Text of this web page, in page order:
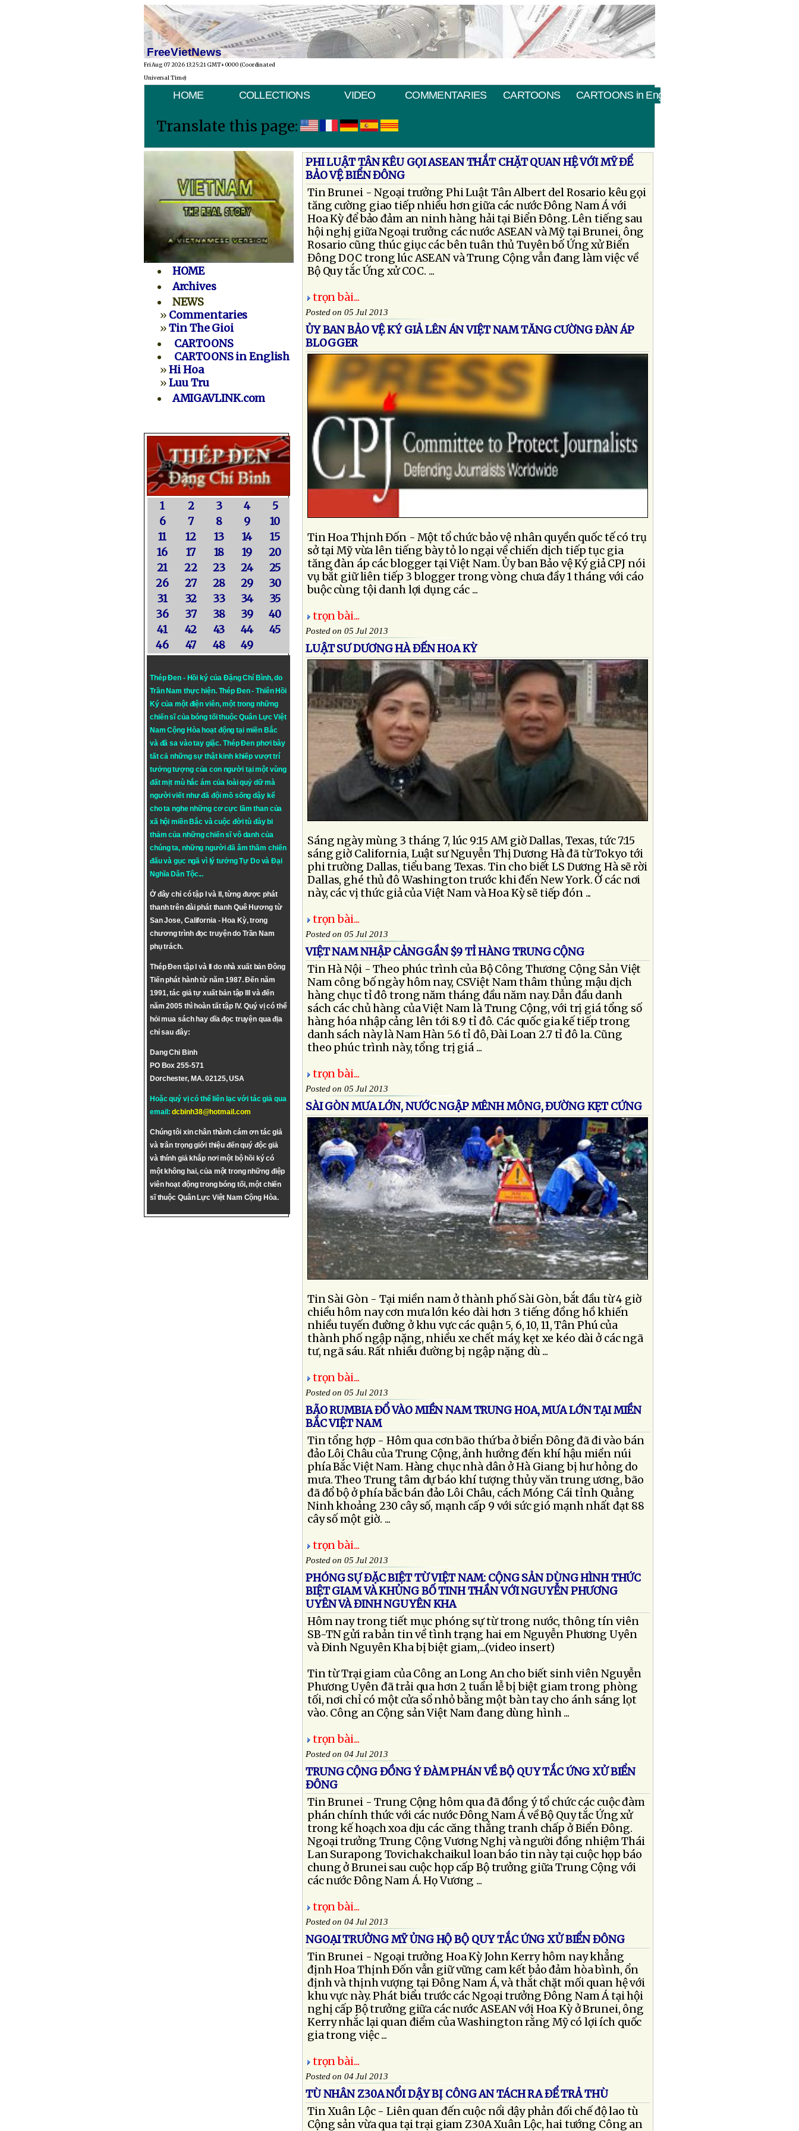
FreeVietNews
Fri Aug 07 2026 13:25:21 GMT+0000 (Coordinated
Universal Time)
HOME COLLECTIONS VIDEO COMMENTARIES CARTOONS CARTOONS in English
Translate this page:
HOME
Archives
NEWS
» Commentaries
»Tin The Gioi
CARTOONS
CARTOONS in English
»Hi Hoa
»Luu Tru
AMIGAVLINK.com
1 2 3 4
5
6
7 8 9
10
11
12 13 14
15
16
17 18 19
20
21
22 23 24
25
26
27 28 29
30
31
32 33 34
35
36
37 38 39
40
41
42 43 44
45
46
47 48 49
Thép Đen - Hồi ký của Đặng Chí Bình, do
Trần Nam thực hiện. Thép Đen- Thiên Hồi
Ký của một điện viên, một trong những
chiến sĩ của bóng tối thuộc Quân Lực Việt
Nam Cộng Hòa hoạt động tại miền Bắc
và đã sa vào tay giặc. Thép Đen phơi bày
tất cả những sự thật kinh khiếp vượt trí
tưởng tượng của con người tại một vùng
đất mịt mù hắc ám của loài quỷ dữ mà
người viết như đã đội mồ sống dậy kể
cho ta nghe những cơ cực lầm than của
xã hội miền Bắc và cuộc đời tù đày bi
thảm của những chiến sĩ vô danh của
chúng ta, những người đã âm thầm chiến
đấu và gục ngã vì lý tưởngTự DovàĐại
Nghĩa Dân Tộc...
Ở đây chỉ có tập I và II, từng được phát
thanh trên đài phát thanh Quê Hương từ
San Jose, California - Hoa Kỳ, trong
chương trình đọc truyện do Trần Nam
phụ trách.
Thép Đen tập I và II do nhà xuất bản Đông
Tiến phát hành từ năm 1987. Đến năm
1991, tác giả tự xuất bản tập III và đến
năm 2005 thì hoàn tất tập IV. Quý vị có thể
hỏi mua sách hay dĩa đọc truyện qua địa
chỉ sau đây:
Dang Chi Binh
PO Box 255-571
Dorchester, MA. 02125, USA
Hoặc quý vị có thể liên lạc với tác giả qua
email:dcbinh38@hotmail.com
Chúng tôi xin chân thành cám ơn tác giả
và trân trọng giới thiệu đến quý độc giả
và thính giả khắp nơi một bộ hồi ký có
một không hai, của một trong những điệp
viên hoạt động trong bóng tối, một chiến
sĩ thuộc Quân Lực Việt Nam Cộng Hòa.
PHI LUẬT TÂN KÊU GỌI ASEAN THẮT CHẶT QUAN HỆ VỚI MỸ ĐỂ
BẢO VỆ BIỂN ĐÔNG
Tin Brunei - Ngoại trưởng Phi Luật Tân Albert del Rosario kêu gọi
tăng cường giao tiếp nhiều hơn giữa các nước Đông Nam Á với
Hoa Kỳ để bảo đảm an ninh hàng hải tại Biển Đông. Lên tiếng sau
hội nghị giữa Ngoại trưởng các nước ASEAN và Mỹ tại Brunei, ông
Rosario cũng thúc giục các bên tuân thủ Tuyên bố Ứng xử Biển
Đông DOC trong lúc ASEAN và Trung Cộng vẫn đang làm việc về
Bộ Quy tắc Ứng xử COC. ...
trọn bài...
Posted on 05 Jul 2013
ỦY BAN BẢO VỆ KÝ GIẢ LÊN ÁN VIỆT NAM TĂNG CƯỜNG ĐÀN ÁP
BLOGGER
Tin Hoa Thịnh Đốn - Một tổ chức bảo vệ nhân quyền quốc tế có trụ
sở tại Mỹ vừa lên tiếng bày tỏ lo ngại về chiến dịch tiếp tục gia
tăng đàn áp các blogger tại Việt Nam. Ủy ban Bảo vệ Ký giả CPJ nói
vụ bắt giữ liên tiếp 3 blogger trong vòng chưa đầy 1 tháng với cáo
buộc cùng tội danh lợi dụng các ...
trọn bài...
Posted on 05 Jul 2013
LUẬT SƯ DƯƠNG HÀ ĐẾN HOA KỲ
Sáng ngày mùng 3 tháng 7, lúc 9:15 AM giờ Dallas, Texas, tức 7:15
sáng giờ California, Luật sư Nguyễn Thị Dương Hà đã từ Tokyo tới
phi trường Dallas, tiểu bang Texas. Tin cho biết LS Dương Hà sẽ rời
Dallas, ghé thủ đô Washington trước khi đến New York. Ở các nơi
này, các vị thức giả của Việt Nam và Hoa Kỳ sẽ tiếp đón ...
trọn bài...
Posted on 05 Jul 2013
VIỆT NAM NHẬP CẢNGGẦN $9 TỈ HÀNG TRUNG CỘNG
Tin Hà Nội - Theo phúc trình của Bộ Công Thương Cộng Sản Việt
Nam công bố ngày hôm nay, CSViệt Nam thâm thủng mậu dịch
hàng chục tỉ đô trong năm tháng đầu năm nay. Dẫn đầu danh
sách các chủ hàng của Việt Nam là Trung Cộng, với trị giá tổng số
hàng hóa nhập cảng lên tới 8.9 tỉ đô. Các quốc gia kế tiếp trong
danh sách này là Nam Hàn 5.6 tỉ đô, Đài Loan 2.7 tỉ đô la. Cũng
theo phúc trình này, tổng trị giá ...
trọn bài...
Posted on 05 Jul 2013
SÀI GÒN MƯA LỚN, NƯỚC NGẬP MÊNH MÔNG, ĐƯỜNG KẸT CỨNG
Tin Sài Gòn - Tại miền nam ở thành phố Sài Gòn, bắt đầu từ 4 giờ
chiều hôm nay cơn mưa lớn kéo dài hơn 3 tiếng đồng hồ khiến
nhiều tuyến đường ở khu vực các quận 5, 6, 10, 11, Tân Phú của
thành phố ngập nặng, nhiều xe chết máy, kẹt xe kéo dài ở các ngã
tư, ngã sáu. Rất nhiều đường bị ngập nặng dù ...
trọn bài...
Posted on 05 Jul 2013
BÃO RUMBIA ĐỔ VÀO MIỀN NAM TRUNG HOA, MƯA LỚN TẠI MIỀN
BẮC VIỆT NAM
Tin tổng hợp - Hôm qua cơn bão thứ ba ở biển Đông đã đi vào bán
đảo Lôi Châu của Trung Cộng, ảnh hưởng đến khí hậu miền núi
phía Bắc Việt Nam. Hàng chục nhà dân ở Hà Giang bị hư hỏng do
mưa. Theo Trung tâm dự báo khí tượng thủy văn trung ương, bão
đã đổ bộ ở phía bắc bán đảo Lôi Châu, cách Móng Cái tỉnh Quảng
Ninh khoảng 230 cây số, mạnh cấp 9 với sức gió mạnh nhất đạt 88
cây số một giờ. ...
trọn bài...
Posted on 05 Jul 2013
PHÓNG SỰ ĐẶC BIỆT TỪ VIỆT NAM: CỘNG SẢN DÙNG HÌNH THỨC
BIỆT GIAM VÀ KHỦNG BỐ TINH THẦN VỚI NGUYỄN PHƯƠNG
UYÊN VÀ ĐINH NGUYÊN KHA
Hôm nay trong tiết mục phóng sự từ trong nước, thông tín viên
SB-TN gửi ra bản tin về tình trạng hai em Nguyễn Phương Uyên
và Đinh Nguyên Kha bị biệt giam,...(video insert)
Tin từ Trại giam của Công an Long An cho biết sinh viên Nguyễn
Phương Uyên đã trải qua hơn 2 tuần lễ bị biệt giam trong phòng
tối, nơi chỉ có một cửa sổ nhỏ bằng một bàn tay cho ánh sáng lọt
vào. Công an Cộng sản Việt Nam đang dùng hình ...
trọn bài...
Posted on 04 Jul 2013
TRUNG CỘNG ĐỒNG Ý ĐÀM PHÁN VỀ BỘ QUY TẮC ỨNG XỬ BIỂN
ĐÔNG
Tin Brunei - Trung Cộng hôm qua đã đồng ý tổ chức các cuộc đàm
phán chính thức với các nước Đông Nam Á về Bộ Quy tắc Ứng xử
trong kế hoạch xoa dịu các căng thẳng tranh chấp ở Biển Đông.
Ngoại trưởng Trung Cộng Vương Nghị và người đồng nhiệm Thái
Lan Surapong Tovichakchaikul loan báo tin này tại cuộc họp báo
chung ở Brunei sau cuộc họp cấp Bộ trưởng giữa Trung Cộng với
các nước Đông Nam Á. Họ Vương ...
trọn bài...
Posted on 04 Jul 2013
NGOẠI TRƯỞNG MỸ ỦNG HỘ BỘ QUY TẮC ỨNG XỬ BIỂN ĐÔNG
Tin Brunei - Ngoại trưởng Hoa Kỳ John Kerry hôm nay khẳng
định Hoa Thịnh Đốn vẫn giữ vững cam kết bảo đảm hòa bình, ổn
định và thịnh vượng tại Đông Nam Á, và thắt chặt mối quan hệ với
khu vực này. Phát biểu trước các Ngoại trưởng Đông Nam Á tại hội
nghị cấp Bộ trưởng giữa các nước ASEAN với Hoa Kỳ ở Brunei, ông
Kerry nhắc lại quan điểm của Washington rằng Mỹ có lợi ích quốc
gia trong việc ...
trọn bài...
Posted on 04 Jul 2013
TÙ NHÂN Z30A NỔI DẬY BỊ CÔNG AN TÁCH RA ĐỂ TRẢ THÙ
Tin Xuân Lộc - Liên quan đến cuộc nổi dậy phản đối chế độ lao tù
Cộng sản vừa qua tại trại giam Z30A Xuân Lộc, hai tướng Công an